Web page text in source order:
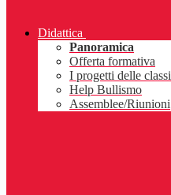
Didattica
Panoramica
Offerta formativa
I progetti delle classi
Help Bullismo
Assemblee/Riunioni